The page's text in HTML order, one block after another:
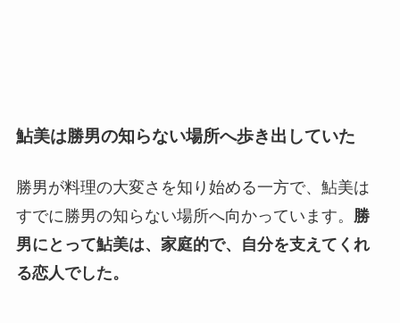
鮎美は勝男の知らない場所へ歩き出していた
勝男が料理の大変さを知り始める一方で、鮎美は
すでに勝男の知らない場所へ向かっています。 勝
男にとって鮎美は、家庭的で、自分を支えてくれ
る恋人でした。